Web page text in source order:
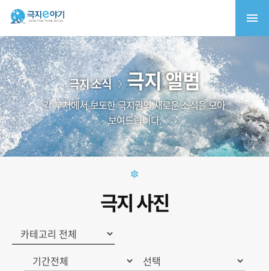
극지 소식 극지 앨범
각 부처에서 보도한 극지권의 새로운 소식을 모아
보여드립니다.
극지 사진